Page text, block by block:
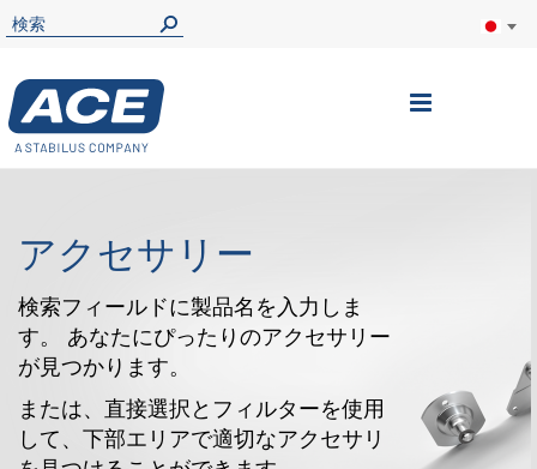
ナ
アクセサリー
検索フィールドに製品名を入力しま
す。 あなたにぴったりのアクセサリー
が見つかります。
または、直接選択とフィルターを使用
して、下部エリアで適切なアクセサリ